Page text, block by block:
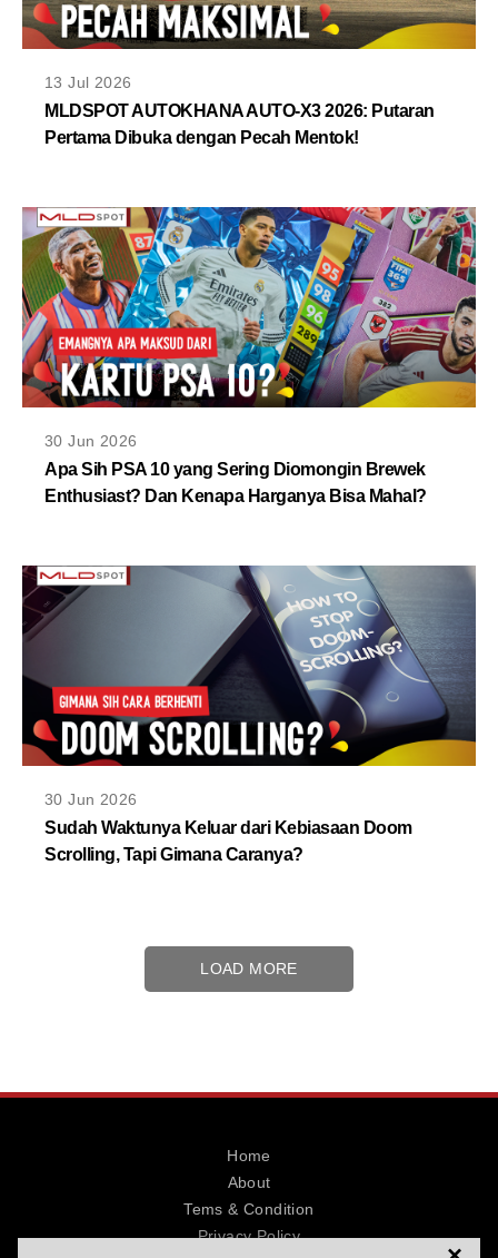
13 Jul 2026
MLDSPOT AUTOKHANA AUTO-X3 2026: Putaran
Pertama Dibuka dengan Pecah Mentok!
30 Jun 2026
Apa Sih PSA 10 yang Sering Diomongin Brewek
Enthusiast? Dan Kenapa Harganya Bisa Mahal?
30 Jun 2026
Sudah Waktunya Keluar dari Kebiasaan Doom
Scrolling, Tapi Gimana Caranya?
LOAD MORE
Home
About
Tems & Condition
Privacy Policy